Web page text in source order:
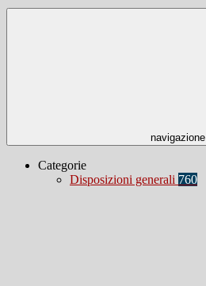
navigazione
Categorie
Disposizioni generali 760